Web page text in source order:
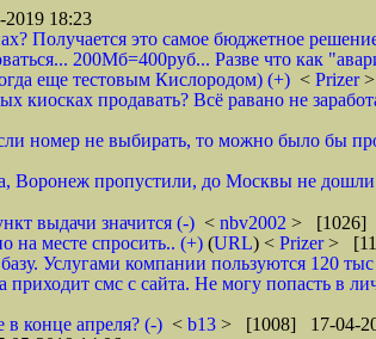
18:23
Получается это самое бюджетное
200Мб=400руб... Разве что как
еще тестовым Кислородом) (+) < Prizer
продавать? Всё равано не
номер не выбирать, то можно было бы
Воронеж пропустили, до Москвы не
выдачи значится (-) < nbv2002 > [1026]
на месте спросить.. (+) (URL) < Prizer>
Услугами компании пользуются 120
смс с сайта. Не могу попасть в
конце апреля? (-) < b13 > [1008] 17-04-